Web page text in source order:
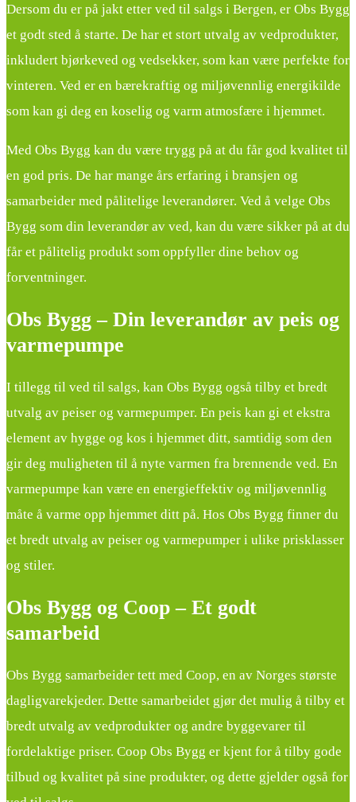
Dersom du er på jakt etter ved til salgs i Bergen, er Obs Bygg
et godt sted å starte. De har et stort utvalg av vedprodukter,
inkludert bjørkeved og vedsekker, som kan være perfekte for
vinteren. Ved er en bærekraftig og miljøvennlig energikilde
som kan gi deg en koselig og varm atmosfære i hjemmet.
Med Obs Bygg kan du være trygg på at du får god kvalitet til
en god pris. De har mange års erfaring i bransjen og
samarbeider med pålitelige leverandører. Ved å velge Obs
Bygg som din leverandør av ved, kan du være sikker på at du
får et pålitelig produkt som oppfyller dine behov og
forventninger.
Obs Bygg – Din leverandør av peis og
varmepumpe
I tillegg til ved til salgs, kan Obs Bygg også tilby et bredt
utvalg av peiser og varmepumper. En peis kan gi et ekstra
element av hygge og kos i hjemmet ditt, samtidig som den
gir deg muligheten til å nyte varmen fra brennende ved. En
varmepumpe kan være en energieffektiv og miljøvennlig
måte å varme opp hjemmet ditt på. Hos Obs Bygg finner du
et bredt utvalg av peiser og varmepumper i ulike prisklasser
og stiler.
Obs Bygg og Coop – Et godt
samarbeid
Obs Bygg samarbeider tett med Coop, en av Norges største
dagligvarekjeder. Dette samarbeidet gjør det mulig å tilby et
bredt utvalg av vedprodukter og andre byggevarer til
fordelaktige priser. Coop Obs Bygg er kjent for å tilby gode
tilbud og kvalitet på sine produkter, og dette gjelder også for